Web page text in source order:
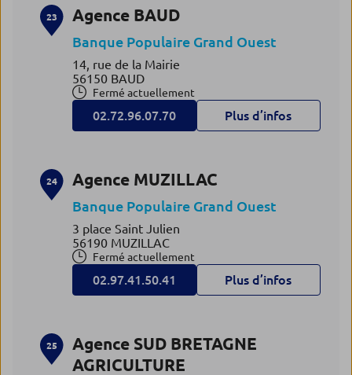
23 Agence BAUD
Banque Populaire Grand Ouest
14, rue de la Mairie
56150 BAUD
Fermé actuellement
02.72.96.07.70 Plus d’infos
24 Agence MUZILLAC
Banque Populaire Grand Ouest
3 place Saint Julien
56190 MUZILLAC
Fermé actuellement
02.97.41.50.41 Plus d’infos
25
Agence SUD BRETAGNE
AGRICULTURE